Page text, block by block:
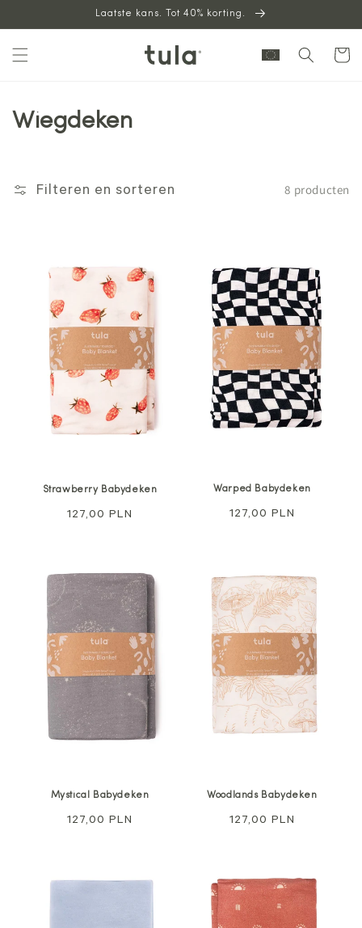
Laatste kans. Tot 40% korting.
Wiegdeken
Filteren en sorteren 8 producten
Strawberry Babydeken
Normale
127,00 PLN
Warped Babydeken
Normale
127,00 PLN
Mystical Babydeken
Normale
127,00 PLN
Woodlands Babydeken
Normale
127,00 PLN